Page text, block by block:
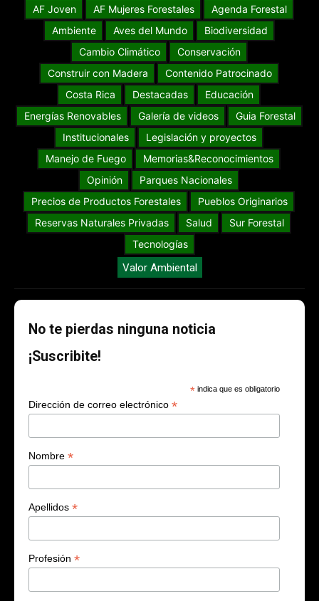
AF Joven AF Mujeres Forestales
Agenda Forestal
Ambiente
Aves del Mundo
Biodiversidad
Cambio Climático
Conservación
Construir con Madera
Contenido Patrocinado
Costa Rica
Destacadas
Educación
Energías Renovables
Galería de videos
Guia Forestal
Institucionales
Legislación y proyectos
Manejo de Fuego
Memorias&Reconocimientos
Opinión
Parques Nacionales
Precios de Productos Forestales
Pueblos Originarios
Reservas Naturales Privadas
Salud
Sur Forestal
Tecnologías
Valor Ambiental
No te pierdas ninguna noticia
¡Suscribite!
* indica que es obligatorio
Dirección de correo electrónico *
Nombre *
Apellidos *
Profesión *